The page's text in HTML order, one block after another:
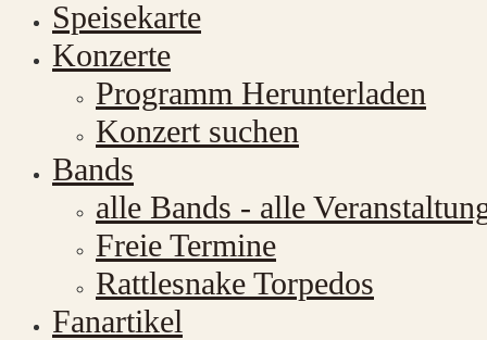
Speisekarte
Konzerte
Programm Herunterladen
Konzert suchen
Bands
alle Bands - alle
Freie Termine
Rattlesnake Torpedos
Fanartikel